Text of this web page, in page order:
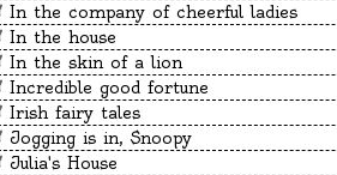
In the company of cheerful ladies
In the house
In the skin of a lion
Incredible good fortune
Irish fairy tales
Jogging is in, Snoopy
Julia's House